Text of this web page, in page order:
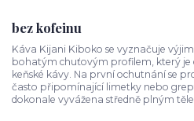
bez kofeinu
Káva Kijani Kiboko se vyznačuje
bohatým chuťovým profilem, který je
keňské kávy. Na první ochutnání se
často připomínající limetky nebo
dokonale vyvážena středně plným